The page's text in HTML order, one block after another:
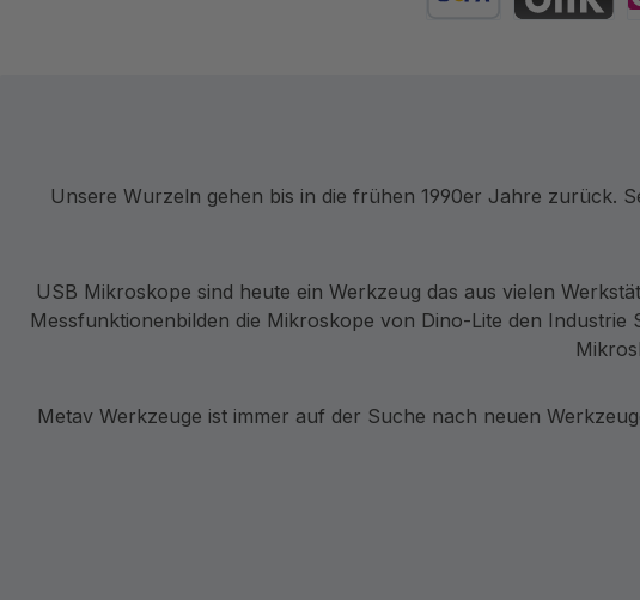
Unsere Wurzeln gehen bis in die frühen 1990er Jahre zurück.
USB Mikroskope sind heute ein Werkzeug das aus vielen
Messfunktionenbilden die Mikroskope von Dino-Lite den
Metav Werkzeuge ist immer auf der Suche nach neuen